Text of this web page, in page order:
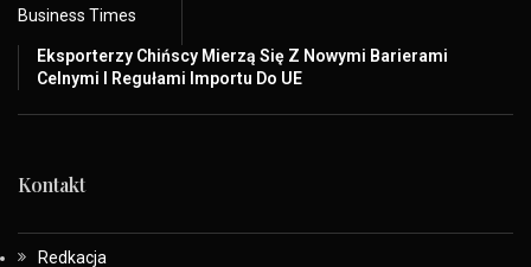
Business Times
Eksporterzy Chińscy Mierzą Się Z Nowymi Barierami
Celnymi I Regułami Importu Do UE
Kontakt
Redkacja